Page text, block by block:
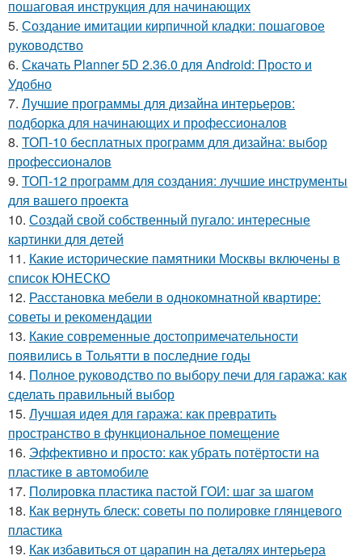
пошаговая инструкция для начинающих
5. Создание имитации кирпичной кладки: пошаговое
руководство
6. Скачать Planner 5D 2.36.0 для Android: Просто и
Удобно
7. Лучшие программы для дизайна интерьеров:
подборка для начинающих и профессионалов
8. ТОП-10 бесплатных программ для дизайна: выбор
профессионалов
9. ТОП-12 программ для создания: лучшие инструменты
для вашего проекта
10. Создай свой собственный пугало: интересные
картинки для детей
11. Какие исторические памятники Москвы включены в
список ЮНЕСКО
12. Расстановка мебели в однокомнатной квартире:
советы и рекомендации
13. Какие современные достопримечательности
появились в Тольятти в последние годы
14. Полное руководство по выбору печи для гаража: как
сделать правильный выбор
15. Лучшая идея для гаража: как превратить
пространство в функциональное помещение
16. Эффективно и просто: как убрать потёртости на
пластике в автомобиле
17. Полировка пластика пастой ГОИ: шаг за шагом
18. Как вернуть блеск: советы по полировке глянцевого
пластика
19. Как избавиться от царапин на деталях интерьера